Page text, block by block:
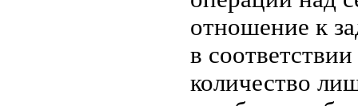
отношение к
в
количество